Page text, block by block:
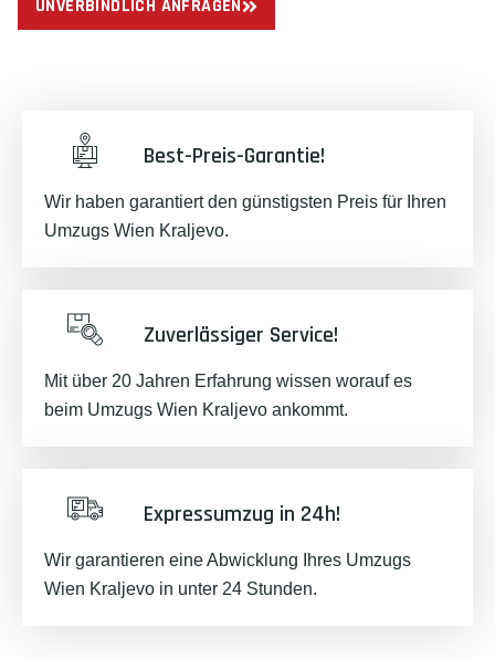
UNVERBINDLICH ANFRAGEN
Best-Preis-Garantie!
Wir haben garantiert den günstigsten Preis für Ihren
Umzugs Wien Kraljevo.
Zuverlässiger Service!
Mit über 20 Jahren Erfahrung wissen worauf es
beim Umzugs Wien Kraljevo ankommt.
Expressumzug in 24h!
Wir garantieren eine Abwicklung Ihres Umzugs
Wien Kraljevo in unter 24 Stunden.